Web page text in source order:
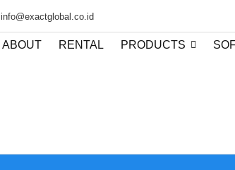
info@exactglobal.co.id
ABOUT RENTAL PRODUCTS